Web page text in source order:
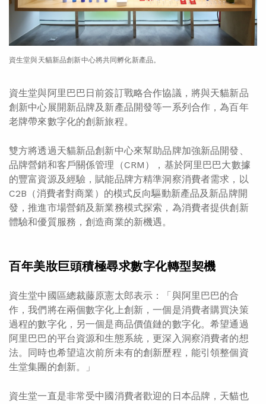
資生堂與天貓新品創新中心將共同孵化新產品。
資生堂與阿里巴巴日前簽訂戰略合作協議，將與天貓新品
創新中心展開新品牌及新產品開發等一系列合作，為百年
老牌帶來數字化的創新旅程。
雙方將透過天貓新品創新中心來幫助品牌加強新品開發、
品牌營銷和客戶關係管理（CRM），基於阿里巴巴大數據
的豐富資源及經驗，賦能品牌方精準洞察消費者需求，以
C2B（消費者對商業）的模式反向驅動新產品及新品牌開
發，推進市場營銷及新業務模式探索，為消費者提供創新
體驗和優質服務，創造商業的新機遇。
百年美妝巨頭積極尋求數字化轉型契機
資生堂中國區總裁藤原憲太郎表示：「與阿里巴巴的合
作，我們將在兩個數字化上創新，一個是消費者購買決策
過程的數字化，另一個是商品價值鏈的數字化。希望通過
阿里巴巴的平台資源和生態系統，更深入洞察消費者的想
法。同時也希望這次前所未有的創新歷程，能引領整個資
生堂集團的創新。」
資生堂一直是非常受中國消費者歡迎的日本品牌，天貓也